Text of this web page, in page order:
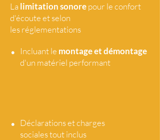
La limitation sonorepour le confort
d'écoute et selon
les réglementations
• Incluant le montage et démontage
d'un matériel performant
• Déclarations et charges
sociales toutinclus